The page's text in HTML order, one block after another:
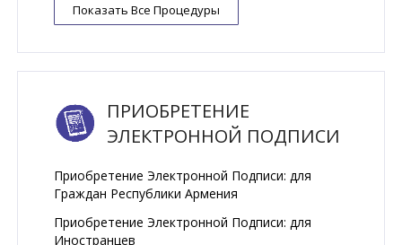
Показать Все Процедуры
ПРИОБРЕТЕНИЕ
ЭЛЕКТРОННОЙ ПОДПИСИ
Приобретение Электронной Подписи: для
Граждан Республики Армения
Приобретение Электронной Подписи: для
Иностранцев